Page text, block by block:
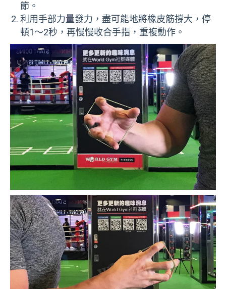
節。
利用手部力量發力，盡可能地將橡皮筋撐大，停
頓1～2秒，再慢慢收合手指，重複動作。